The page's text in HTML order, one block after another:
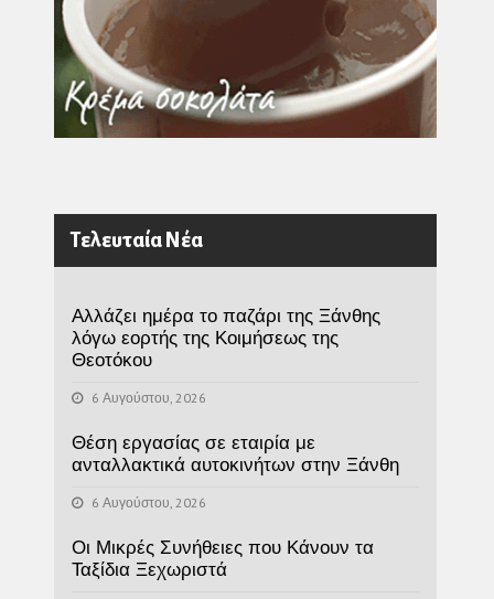
Τελευταία Νέα
Αλλάζει ημέρα το παζάρι της Ξάνθης
λόγω εορτής της Κοιμήσεως της
Θεοτόκου
6 Αυγούστου, 2026
Θέση εργασίας σε εταιρία με
ανταλλακτικά αυτοκινήτων στην Ξάνθη
6 Αυγούστου, 2026
Οι Μικρές Συνήθειες που Κάνουν τα
Ταξίδια Ξεχωριστά